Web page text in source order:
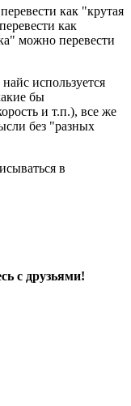
как "крутая
как
можно перевести
используется
бы
и т.п.), все же
без "разных
в
с друзьями!